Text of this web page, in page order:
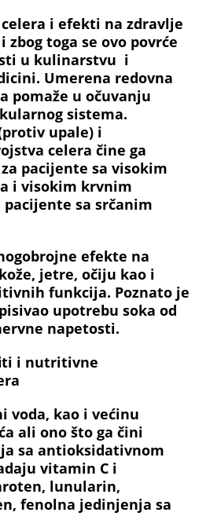
i efekti na zdravlje
zbog toga se ovo povrće
u kulinarstvu i
Umerena redovna
pomaže u očuvanju
sistema.
upale) i
celera čine ga
pacijente sa visokim
i visokim krvnim
sa srčanim
efekte na
jetre, očiju kao i
funkcija. Poznato je
upotrebu soka od
napetosti.
i nutritivne
voda, kao i većinu
ali ono što ga čini
sa antioksidativnom
vitamin C i
lunularin,
fenolna jedinjenja sa